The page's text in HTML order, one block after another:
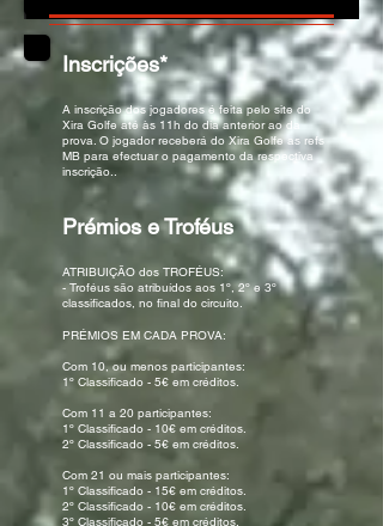
Inscrições*
A inscrição dos jogadores é feita pelo site do
Xira Golfe até às 11h do dia anterior ao da
prova. O jogador receberá do Xira Golfe as refs
MB para efectuar o pagamento da respectiva
inscrição..
Prémios e Troféus
ATRIBUIÇÃO dos TROFÉUS:
- Troféus são atribuídos aos 1º, 2º e 3º
classificados, no final do circuito.
PRÉMIOS EM CADA PROVA:
Com 10, ou menos participantes:
1º Classificado - 5€ em créditos.
Com 11 a 20 participantes:
1º Classificado - 10€ em créditos.
2º Classificado - 5€ em créditos.
Com 21 ou mais participantes:
1º Classificado - 15€ em créditos.
2º Classificado - 10€ em créditos.
3º Classificado - 5€ em créditos.